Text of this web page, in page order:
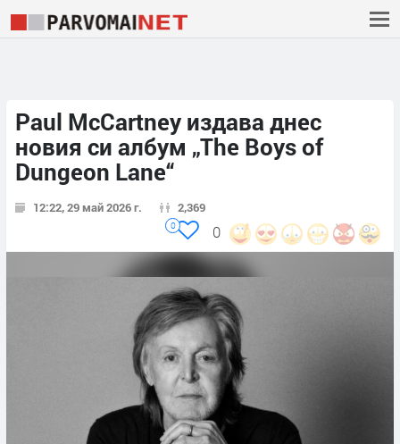
Paul McCartney издава днес
новия си албум „The Boys of
Dungeon Lane“
12:22, 29 май 2026 г. 2,369
0
0